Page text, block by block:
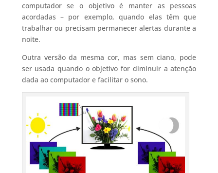
computador se o objetivo é manter as pessoas
acordadas – por exemplo, quando elas têm que
trabalhar ou precisam permanecer alertas durante a
noite.
Outra versão da mesma cor, mas sem ciano, pode
ser usada quando o objetivo for diminuir a atenção
dada ao computador e facilitar o sono.